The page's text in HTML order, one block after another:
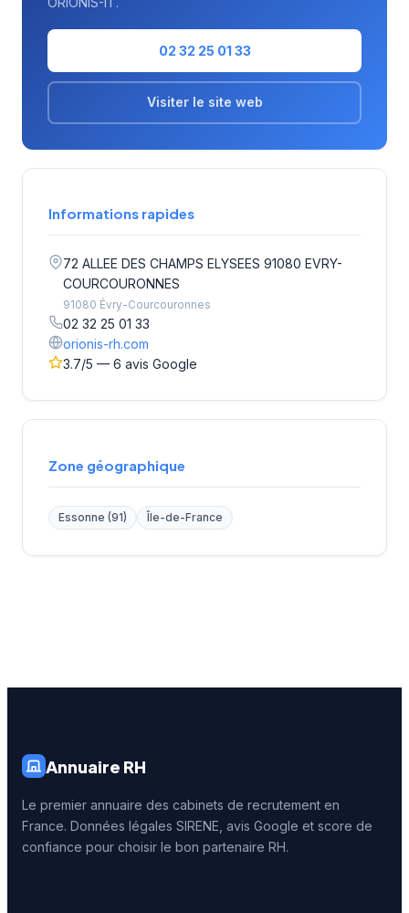
02 32 25 01 33
Visiter le site web
Informations rapides
72 ALLEE DES CHAMPS ELYSEES 91080 EVRY-
COURCOURONNES
91080 Évry-Courcouronnes
02 32 25 01 33
orionis-rh.com
3.7/5 — 6 avis Google
Zone géographique
Essonne (91) Île-de-France
Annuaire RH
Le premier annuaire des cabinets de recrutement en
France. Données légales SIRENE, avis Google et score de
confiance pour choisir le bon partenaire RH.